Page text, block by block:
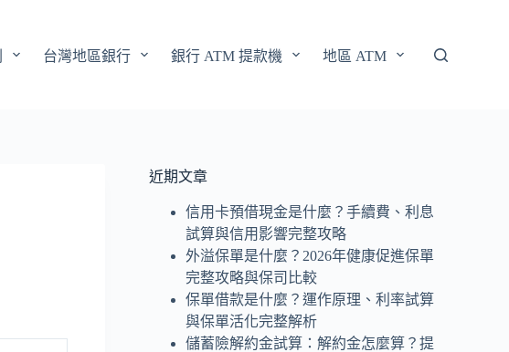
台灣地區銀行 銀行 ATM 提款機 地區 ATM
近期文章
信用卡預借現金是什麼？手續費、利息
試算與信用影響完整攻略
外溢保單是什麼？2026年健康促進保單
完整攻略與保司比較
保單借款是什麼？運作原理、利率試算
與保單活化完整解析
儲蓄險解約金試算：解約金怎麼算？提